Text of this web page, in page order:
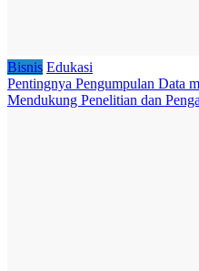
Bisnis Edukasi
Pentingnya Pengumpulan Data
Mendukung Penelitian dan